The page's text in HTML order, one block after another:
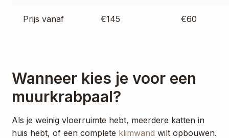
Prijs vanaf €145 €60
Wanneer kies je voor een
muurkrabpaal?
Als je weinig vloerruimte hebt, meerdere katten in
huis hebt, of een complete klimwand wilt opbouwen.